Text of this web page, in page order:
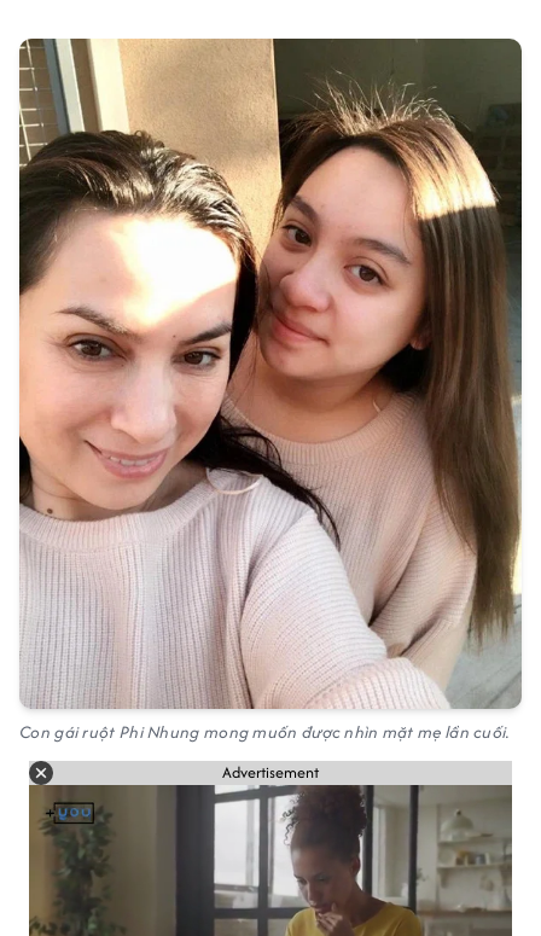
Con gái ruột Phi Nhung mong muốn được nhìn mặt mẹ lần cuối.
Advertisement